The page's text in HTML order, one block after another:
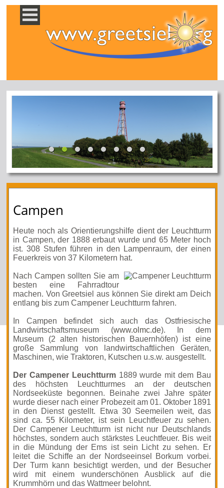
Campen
Heute noch als Orientierungshilfe dient der Leuchtturm
in Campen, der 1888 erbaut wurde und 65 Meter hoch
ist. 308 Stufen führen in den Lampenraum, der einen
Feuerkreis von 37 Kilometern hat.
Nach Campen sollten Sie am
besten eine Fahrradtour
machen. Von Greetsiel aus können Sie direkt am Deich
entlang bis zum Campener Leuchtturm fahren.
In Campen befindet sich auch das Ostfriesische
Landwirtschaftsmuseum (www.olmc.de). In dem
Museum (2 alten historischen Bauernhöfen) ist eine
große Sammlung von landwirtschaftlichen Geräten,
Maschinen, wie Traktoren, Kutschen u.s.w. ausgestellt.
Der Campener Leuchtturm1889 wurde mit dem Bau
des höchsten Leuchtturmes an der deutschen
Nordseeküste begonnen. Beinahe zwei Jahre später
wurde dieser nach einer Probezeit am 01. Oktober 1891
in den Dienst gestellt. Etwa 30 Seemeilen weit, das
sind ca. 55 Kilometer, ist sein Leuchtfeuer zu sehen.
Der Campener Leuchtturm ist nicht nur Deutschlands
höchstes, sondern auch stärkstes Leuchtfeuer. Bis weit
in die Mündung der Ems ist sein Licht zu sehen. Er
leitet die Schiffe an der Nordseeinsel Borkum vorbei.
Der Turm kann besichtigt werden, und der Besucher
wird mit einem wunderschönen Ausblick auf die
Krummhörn und das Wattmeer belohnt.